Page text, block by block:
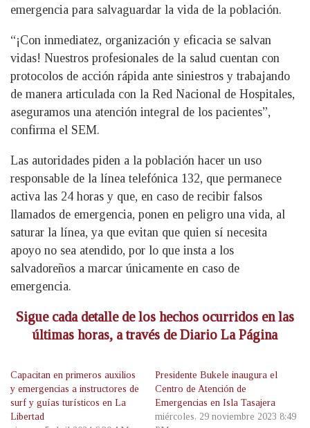
emergencia para salvaguardar la vida de la población.
“¡Con inmediatez, organización y eficacia se salvan
vidas! Nuestros profesionales de la salud cuentan con
protocolos de acción rápida ante siniestros y trabajando
de manera articulada con la Red Nacional de Hospitales,
aseguramos una atención integral de los pacientes”,
confirma el SEM.
Las autoridades piden a la población hacer un uso
responsable de la línea telefónica 132, que permanece
activa las 24 horas y que, en caso de recibir falsos
llamados de emergencia, ponen en peligro una vida, al
saturar la línea, ya que evitan que quien sí necesita
apoyo no sea atendido, por lo que insta a los
salvadoreños a marcar únicamente en caso de
emergencia.
Sigue cada detalle de los hechos ocurridos en las
últimas horas, a través de Diario La Página
Capacitan en primeros auxilios
y emergencias a instructores de
surf y guías turísticos en La
Libertad
Presidente Bukele inaugura el
Centro de Atención de
Emergencias en Isla Tasajera
miércoles, 29 noviembre 2023 8:49